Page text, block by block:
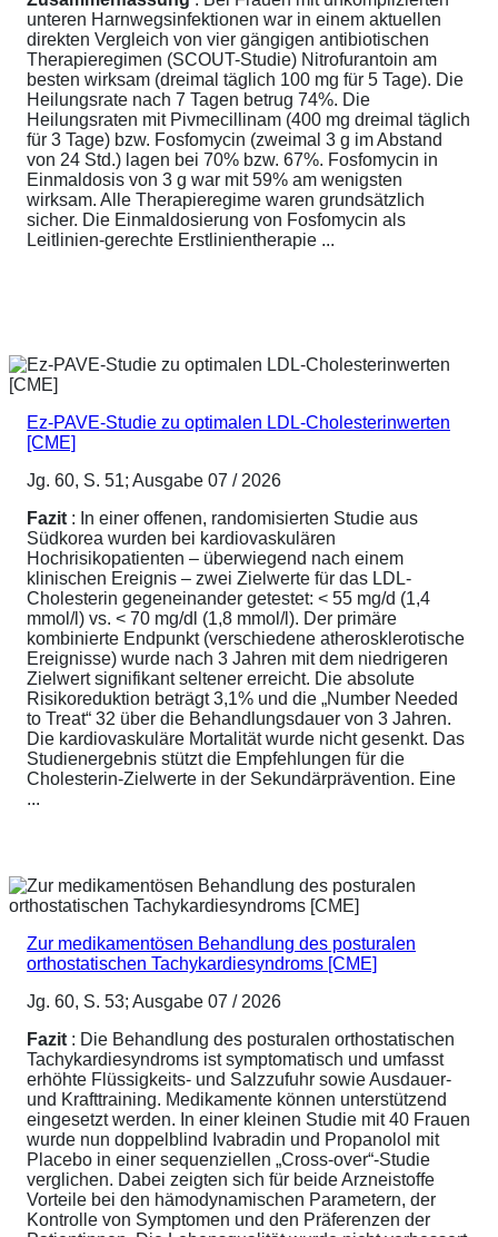
unteren Harnwegsinfektionen war in einem aktuellen
direkten Vergleich von vier gängigen antibiotischen
Therapieregimen (SCOUT-Studie) Nitrofurantoin am
besten wirksam (dreimal täglich 100 mg für 5 Tage). Die
Heilungsrate nach 7 Tagen betrug 74%. Die
Heilungsraten mit Pivmecillinam (400 mg dreimal täglich
für 3 Tage) bzw. Fosfomycin (zweimal 3 g im Abstand
von 24 Std.) lagen bei 70% bzw. 67%. Fosfomycin in
Einmaldosis von 3 g war mit 59% am wenigsten
wirksam. Alle Therapieregime waren grundsätzlich
sicher. Die Einmaldosierung von Fosfomycin als
Leitlinien-gerechte Erstlinientherapie ...
Ez-PAVE-Studie zu optimalen LDL-Cholesterinwerten
[CME]
Jg. 60, S. 51; Ausgabe 07 / 2026
Fazit : In einer offenen, randomisierten Studie aus
Südkorea wurden bei kardiovaskulären
Hochrisikopatienten – überwiegend nach einem
klinischen Ereignis – zwei Zielwerte für das LDL-
Cholesterin gegeneinander getestet: < 55 mg/d (1,4
mmol/l) vs. < 70 mg/dl (1,8 mmol/l). Der primäre
kombinierte Endpunkt (verschiedene atherosklerotische
Ereignisse) wurde nach 3 Jahren mit dem niedrigeren
Zielwert signifikant seltener erreicht. Die absolute
Risikoreduktion beträgt 3,1% und die „Number Needed
to Treat“ 32 über die Behandlungsdauer von 3 Jahren.
Die kardiovaskuläre Mortalität wurde nicht gesenkt. Das
Studienergebnis stützt die Empfehlungen für die
Cholesterin-Zielwerte in der Sekundärprävention. Eine
...
Zur medikamentösen Behandlung des posturalen
orthostatischen Tachykardiesyndroms [CME]
Jg. 60, S. 53; Ausgabe 07 / 2026
Fazit : Die Behandlung des posturalen orthostatischen
Tachykardiesyndroms ist symptomatisch und umfasst
erhöhte Flüssigkeits- und Salzzufuhr sowie Ausdauer-
und Krafttraining. Medikamente können unterstützend
eingesetzt werden. In einer kleinen Studie mit 40 Frauen
wurde nun doppelblind Ivabradin und Propanolol mit
Placebo in einer sequenziellen „Cross-over“-Studie
verglichen. Dabei zeigten sich für beide Arzneistoffe
Vorteile bei den hämodynamischen Parametern, der
Kontrolle von Symptomen und den Präferenzen der